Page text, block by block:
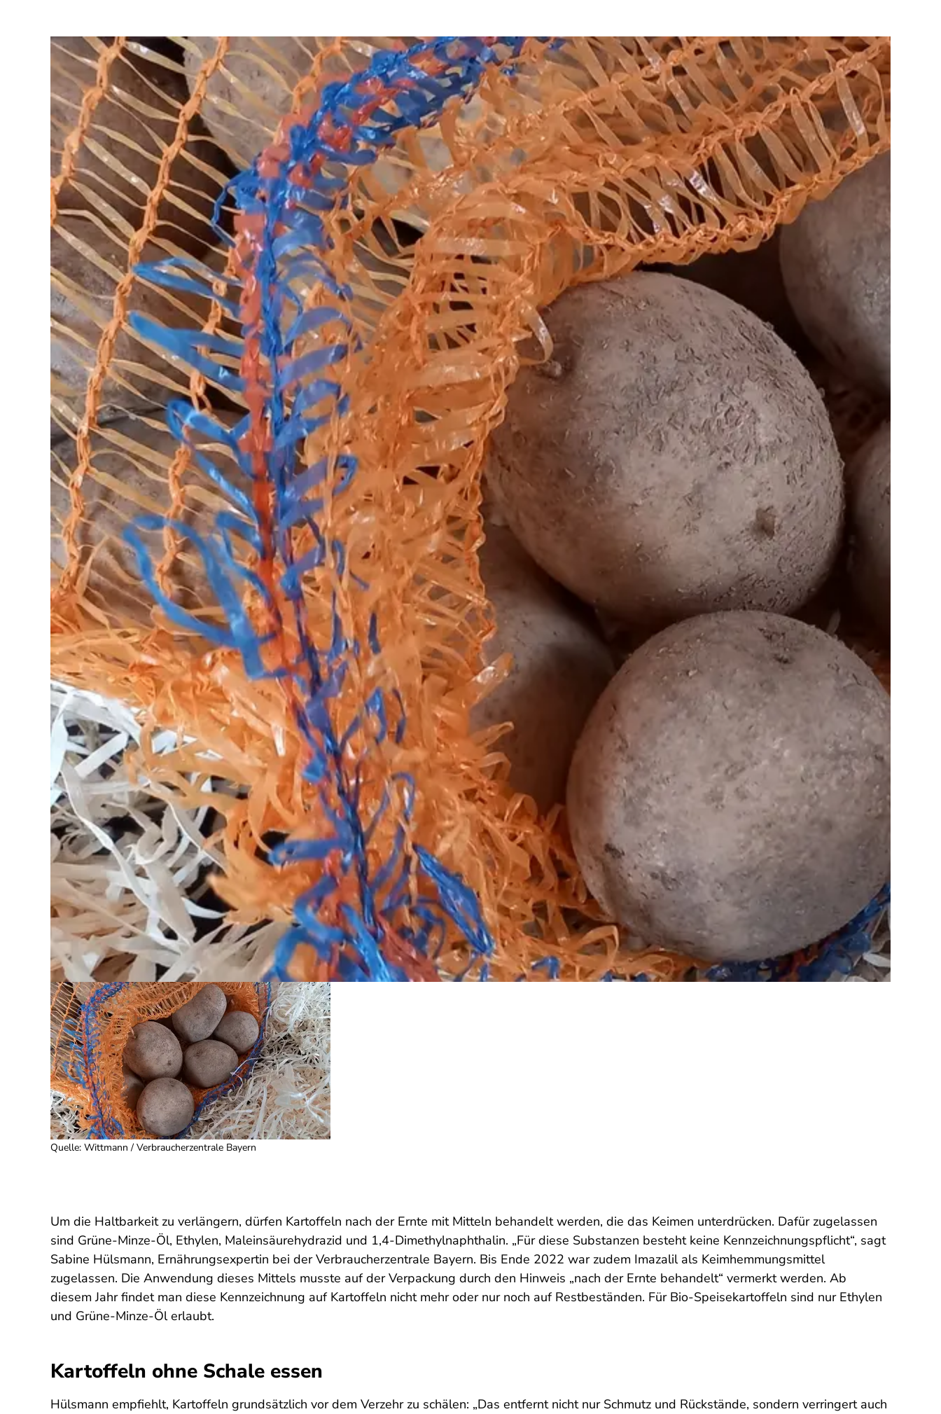
Quelle: Wittmann / Verbraucherzentrale Bayern
Um die Haltbarkeit zu verlängern, dürfen Kartoffeln nach der Ernte mit Mitteln behandelt werden, die das Keimen unterdrücken. Dafür zugelassen
sind Grüne-Minze-Öl, Ethylen, Maleinsäurehydrazid und 1,4-Dimethylnaphthalin. „Für diese Substanzen besteht keine Kennzeichnungspflicht“, sagt
Sabine Hülsmann, Ernährungsexpertin bei der Verbraucherzentrale Bayern. Bis Ende 2022 war zudem Imazalil als Keimhemmungsmittel
zugelassen. Die Anwendung dieses Mittels musste auf der Verpackung durch den Hinweis „nach der Ernte behandelt“ vermerkt werden. Ab
diesem Jahr findet man diese Kennzeichnung auf Kartoffeln nicht mehr oder nur noch auf Restbeständen. Für Bio-Speisekartoffeln sind nur Ethylen
und Grüne-Minze-Öl erlaubt.
Kartoffeln ohne Schale essen
Hülsmann empfiehlt, Kartoffeln grundsätzlich vor dem Verzehr zu schälen: „Das entfernt nicht nur Schmutz und Rückstände, sondern verringert auch